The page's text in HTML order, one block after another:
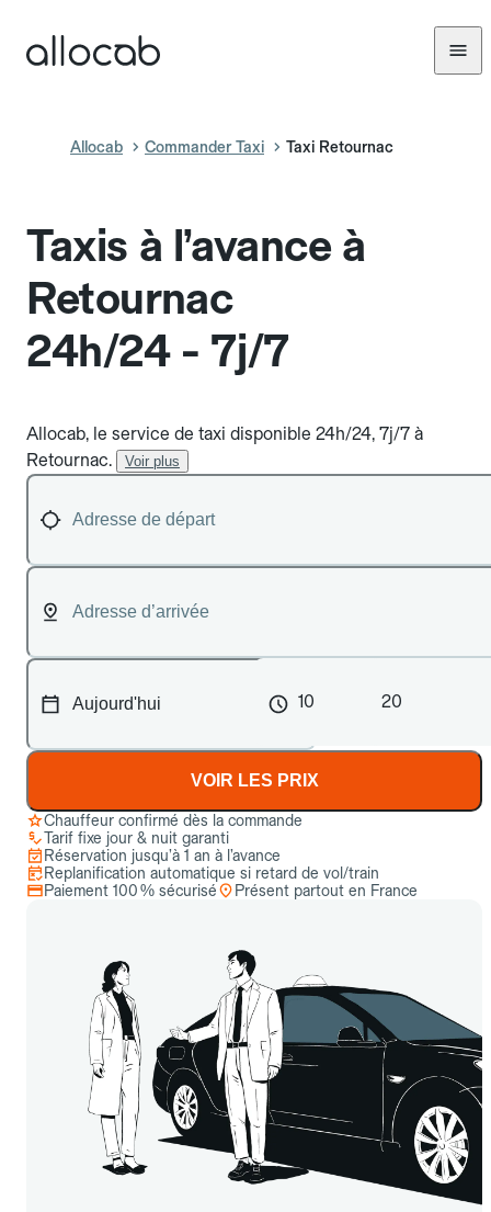
Allocab Commander Taxi Taxi Retournac
Taxis à l’avance à
Retournac
24h/24 - 7j/7
Allocab, le service de taxi disponible 24h/24, 7j/7 à
Retournac.
Voir plus
10 20
VOIR LES PRIX
Chauffeur confirmé dès la commande
Tarif fixe jour & nuit garanti
Réservation jusqu’à 1 an à l’avance
Replanification automatique si retard de vol/train
Paiement 100 % sécurisé
Présent partout en France